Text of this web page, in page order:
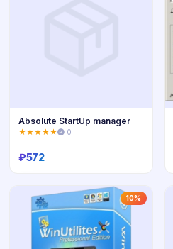
Купить
Absolute StartUp manager
★★★★★ 0
₽572
10%